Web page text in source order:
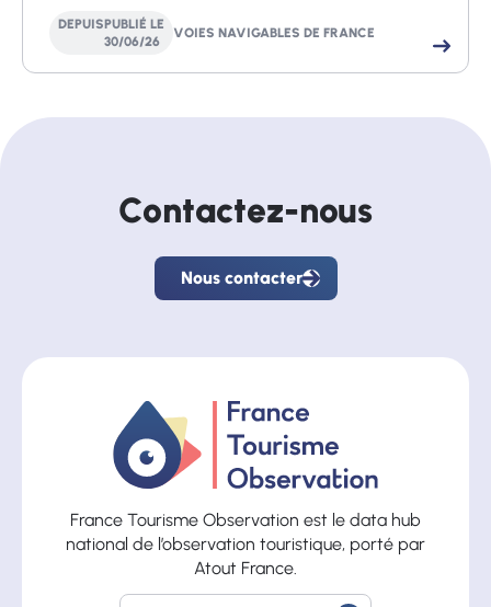
DEPUISPUBLIÉ LE
30/06/26
VOIES NAVIGABLES DE FRANCE
Contactez-nous
Nous
contacter
Nous contacter
France Tourisme Observation est le data hub
national de l’observation touristique, porté par
Atout France.